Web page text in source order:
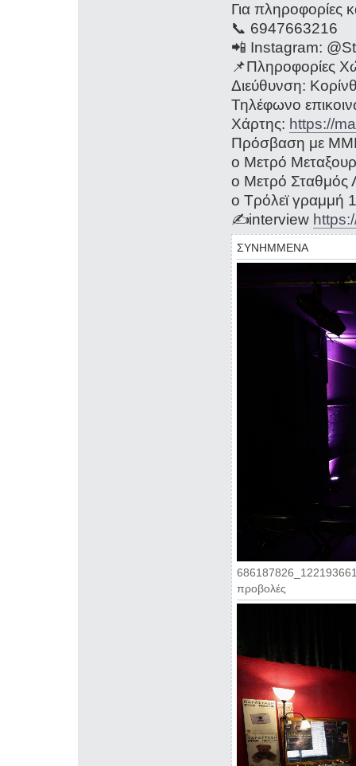
Για πληροφορίες
📞 6947663216
📲 Instagram:
📌Πληροφορίες
Διεύθυνση:
Τηλέφωνο
Χάρτης: https://
Πρόσβαση με
o Μετρό
o Μετρό Σταθμός
o Τρόλεϊ γραμμή
✍️interview
ΣΥΝΗΜΜΕΝΑ
προβολές